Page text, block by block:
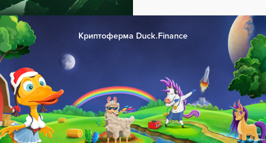
Криптоферма Duck.Finance